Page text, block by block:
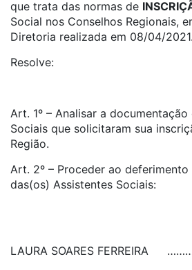
que trata das normas de
Social nos Conselhos Regionais,
Diretoria realizada em 08/04/2021.
Resolve:
Art. 1º – Analisar a
Sociais que solicitaram sua
Região.
Art. 2º – Proceder ao deferimento
das(os) Assistentes Sociais:
LAURA SOARES FERREIRA